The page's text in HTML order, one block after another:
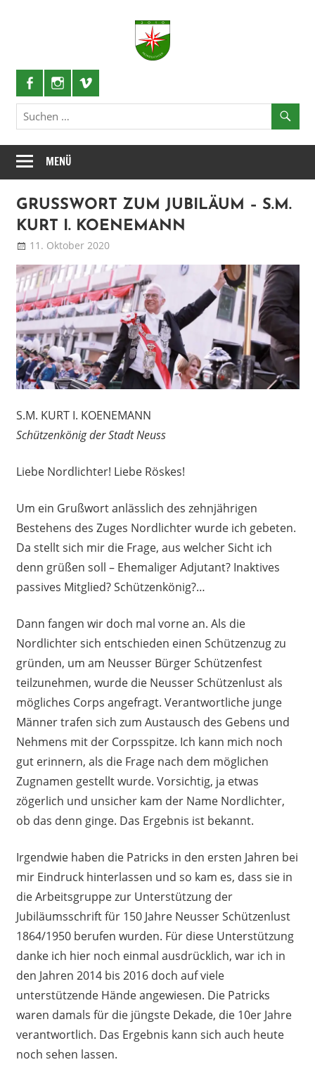
Schützenlustzug
MENÜ
GRUSSWORT ZUM JUBILÄUM – S.M. K
URT I. KOENEMANN
11. Oktober 2020
S.M. KURT I. KOENEMANN
Schützenkönig der Stadt Neuss
Liebe Nordlichter! Liebe Röskes!
Um ein Grußwort anlässlich des zehnjährigen
Bestehens des Zuges Nordlichter wurde ich gebeten.
Da stellt sich mir die Frage, aus welcher Sicht ich
denn grüßen soll – Ehemaliger Adjutant? Inaktives
passives Mitglied? Schützenkönig?…
Dann fangen wir doch mal vorne an. Als die
Nordlichter sich entschieden einen Schützenzug zu
gründen, um am Neusser Bürger Schützenfest
teilzunehmen, wurde die Neusser Schützenlust als
mögliches Corps angefragt. Verantwortliche junge
Männer trafen sich zum Austausch des Gebens und
Nehmens mit der Corpsspitze. Ich kann mich noch
gut erinnern, als die Frage nach dem möglichen
Zugnamen gestellt wurde. Vorsichtig, ja etwas
zögerlich und unsicher kam der Name Nordlichter,
ob das denn ginge. Das Ergebnis ist bekannt.
Irgendwie haben die Patricks in den ersten Jahren bei
mir Eindruck hinterlassen und so kam es, dass sie in
die Arbeitsgruppe zur Unterstützung der
Jubiläumsschrift für 150 Jahre Neusser Schützenlust
1864/1950 berufen wurden. Für diese Unterstützung
danke ich hier noch einmal ausdrücklich, war ich in
den Jahren 2014 bis 2016 doch auf viele
unterstützende Hände angewiesen. Die Patricks
waren damals für die jüngste Dekade, die 10er Jahre
verantwortlich. Das Ergebnis kann sich auch heute
noch sehen lassen.